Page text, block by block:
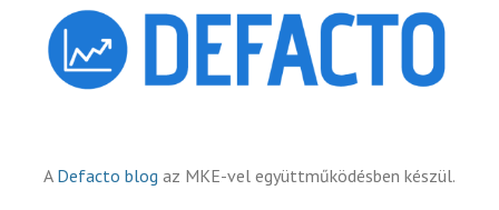
A Defacto blog az MKE-vel együttműködésben készül.